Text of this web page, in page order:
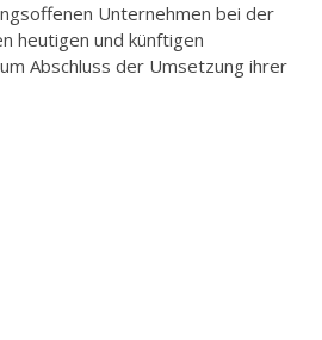
Unternehmen bei der
heutigen und künftigen
Abschluss der Umsetzung ihrer